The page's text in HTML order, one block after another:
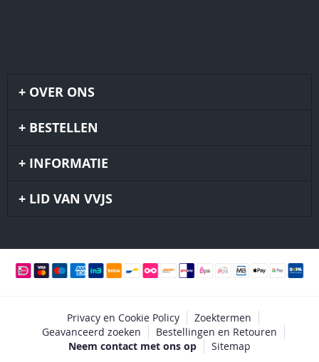
OVER ONS
BESTELLEN
INFORMATIE
LID VAN VVJS
Privacy en Cookie Policy
Zoektermen
Geavanceerd zoeken
Bestellingen en Retouren
Neem contact met ons op
Sitemap